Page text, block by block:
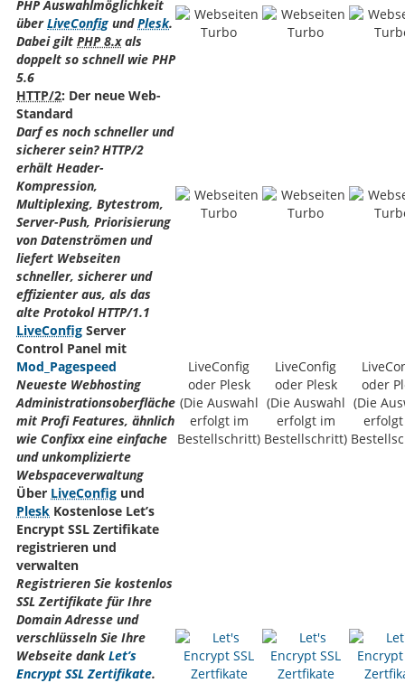
PHP Auswahlmöglichkeit
überLiveConfig undPlesk.
Dabei gilt PHP 8.xals
doppelt so schnell wie PHP
5.6
HTTP/2: Der neue Web-
Standard
Darf es noch schneller und
sicherer sein? HTTP/2
erhält Header-
Kompression,
Multiplexing, Bytestrom,
Server-Push, Priorisierung
von Datenströmen und
liefert Webseiten
schneller, sicherer und
effizienter aus, als das
alte Protokol HTTP/1.1
LiveConfig Server
Control Panel mit
Mod_Pagespeed
Neueste Webhosting
Administrationsoberfläche
mit Profi Features, ähnlich
wie Confixx eine einfache
und unkomplizierte
Webspaceverwaltung
LiveConfig
oder Plesk
(Die Auswahl
erfolgt im
Bestellschritt)
LiveConfig
oder Plesk
(Die Auswahl
erfolgt im
Bestellschritt)
oder
(Die
Über LiveConfig und
Plesk Kostenlose Let’s
Encrypt SSL Zertifikate
registrieren und
verwalten
Registrieren Sie kostenlos
SSL Zertifikate für Ihre
Domain Adresse und
verschlüsseln Sie Ihre
Webseite dankLet’s
Encrypt SSL Zertifikate.